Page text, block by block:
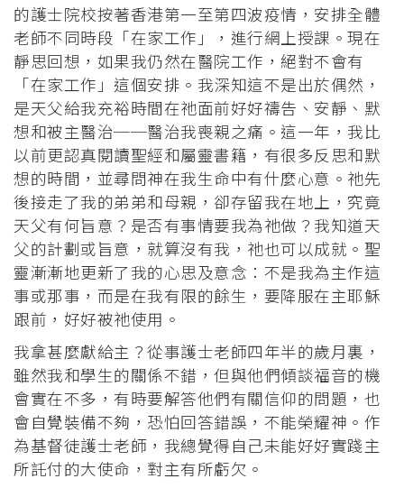
的護士院校按著香港第一至第四波疫情，安排全體
老師不同時段「在家工作」，進行網上授課。現在
靜思回想，如果我仍然在醫院工作，絕對不會有
「在家工作」這個安排。我深知這不是出於偶然，
是天父給我充裕時間在祂面前好好禱告、安靜、默
想和被主醫治──醫治我喪親之痛。這一年，我比
以前更認真閱讀聖經和屬靈書籍，有很多反思和默
想的時間，並尋問神在我生命中有什麼心意。祂先
後接走了我的弟弟和母親，卻存留我在地上，究竟
天父有何旨意？是否有事情要我為祂做？我知道天
父的計劃或旨意，就算沒有我，祂也可以成就。聖
靈漸漸地更新了我的心思及意念：不是我為主作這
事或那事，而是在我有限的餘生，要降服在主耶穌
跟前，好好被祂使用。
我拿甚麼獻給主？從事護士老師四年半的歲月裏，
雖然我和學生的關係不錯，但與他們傾談福音的機
會實在不多，有時要解答他們有關信仰的問題，也
會自覺裝備不夠，恐怕回答錯誤，不能榮耀神。作
為基督徒護士老師，我總覺得自己未能好好實踐主
所託付的大使命，對主有所虧欠。